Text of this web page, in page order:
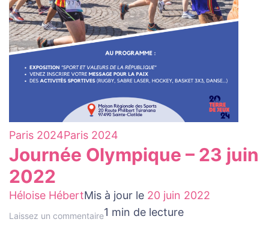
Paris 2024Paris 2024
Journée Olympique – 23 juin
2022
Héloise HébertMis à jour le 20 juin 2022
Laissez un commentaireau
1 min de lecture